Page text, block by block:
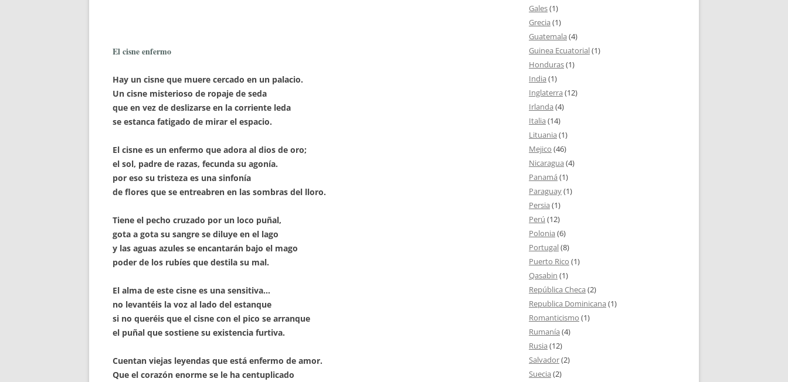
El cisne enfermo
Hay un cisne que muere cercado en un palacio.
Un cisne misterioso de ropaje de seda
que en vez de deslizarse en la corriente leda
se estanca fatigado de mirar el espacio.
El cisne es un enfermo que adora al dios de oro;
el sol, padre de razas, fecunda su agonía.
por eso su tristeza es una sinfonía
de flores que se entreabren en las sombras del lloro.
Tiene el pecho cruzado por un loco puñal,
gota a gota su sangre se diluye en el lago
y las aguas azules se encantarán bajo el mago
poder de los rubíes que destila su mal.
El alma de este cisne es una sensitiva…
no levantéis la voz al lado del estanque
si no queréis que el cisne con el pico se arranque
el puñal que sostiene su existencia furtiva.
Cuentan viejas leyendas que está enfermo de amor.
Que el corazón enorme se le ha centuplicado
Gales(1)
Grecia (1)
Guatemala (4)
Guinea Ecuatorial(1)
Honduras(1)
India (1)
Inglaterra (12)
Irlanda (4)
Italia (14)
Lituania (1)
Mejico (46)
Nicaragua (4)
Panamá (1)
Paraguay(1)
Persia (1)
Perú (12)
Polonia (6)
Portugal(8)
Puerto Rico (1)
Qasabin (1)
República Checa (2)
Republica Dominicana (1)
Romanticismo (1)
Rumanía (4)
Rusia (12)
Salvador(2)
Suecia (2)